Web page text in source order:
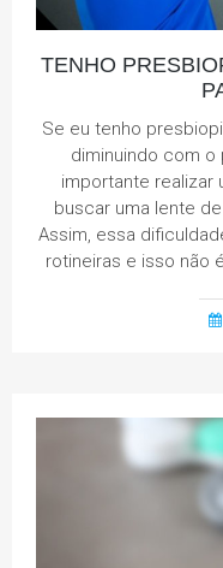
TENHO
Se eu tenho
diminuindo com o
importante realizar
buscar uma lente
Assim, essa
rotineiras e isso não